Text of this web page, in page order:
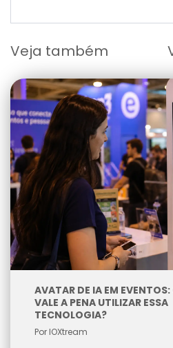
Veja também
AVATAR DE IA EM
VALE A PENA UTILIZAR ESSA
TECNOLOGIA?
Por IOXtream